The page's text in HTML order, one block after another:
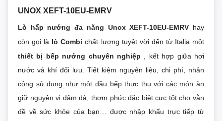
UNOX XEFT-10EU-EMRV
Lò hấp nướng đa năng Unox XEFT-10EU-EMRV hay
còn gọi là lò Combi chất lượng tuyệt vời đến từ Italia một
thiết bị bếp nướng chuyên nghiệp
, kết hợp giữa hơi
nước và khí đối lưu. Tiết kiệm nguyên liệu, chi phí, nhân
công sử dụng như một đầu bếp thực thụ với các món ăn
giữ nguyên vị đậm đà, thơm phức đặc biệt cực tốt cho vẫn
đề về sức khỏe của bạn… được nhập khẩu trực tiếp từ